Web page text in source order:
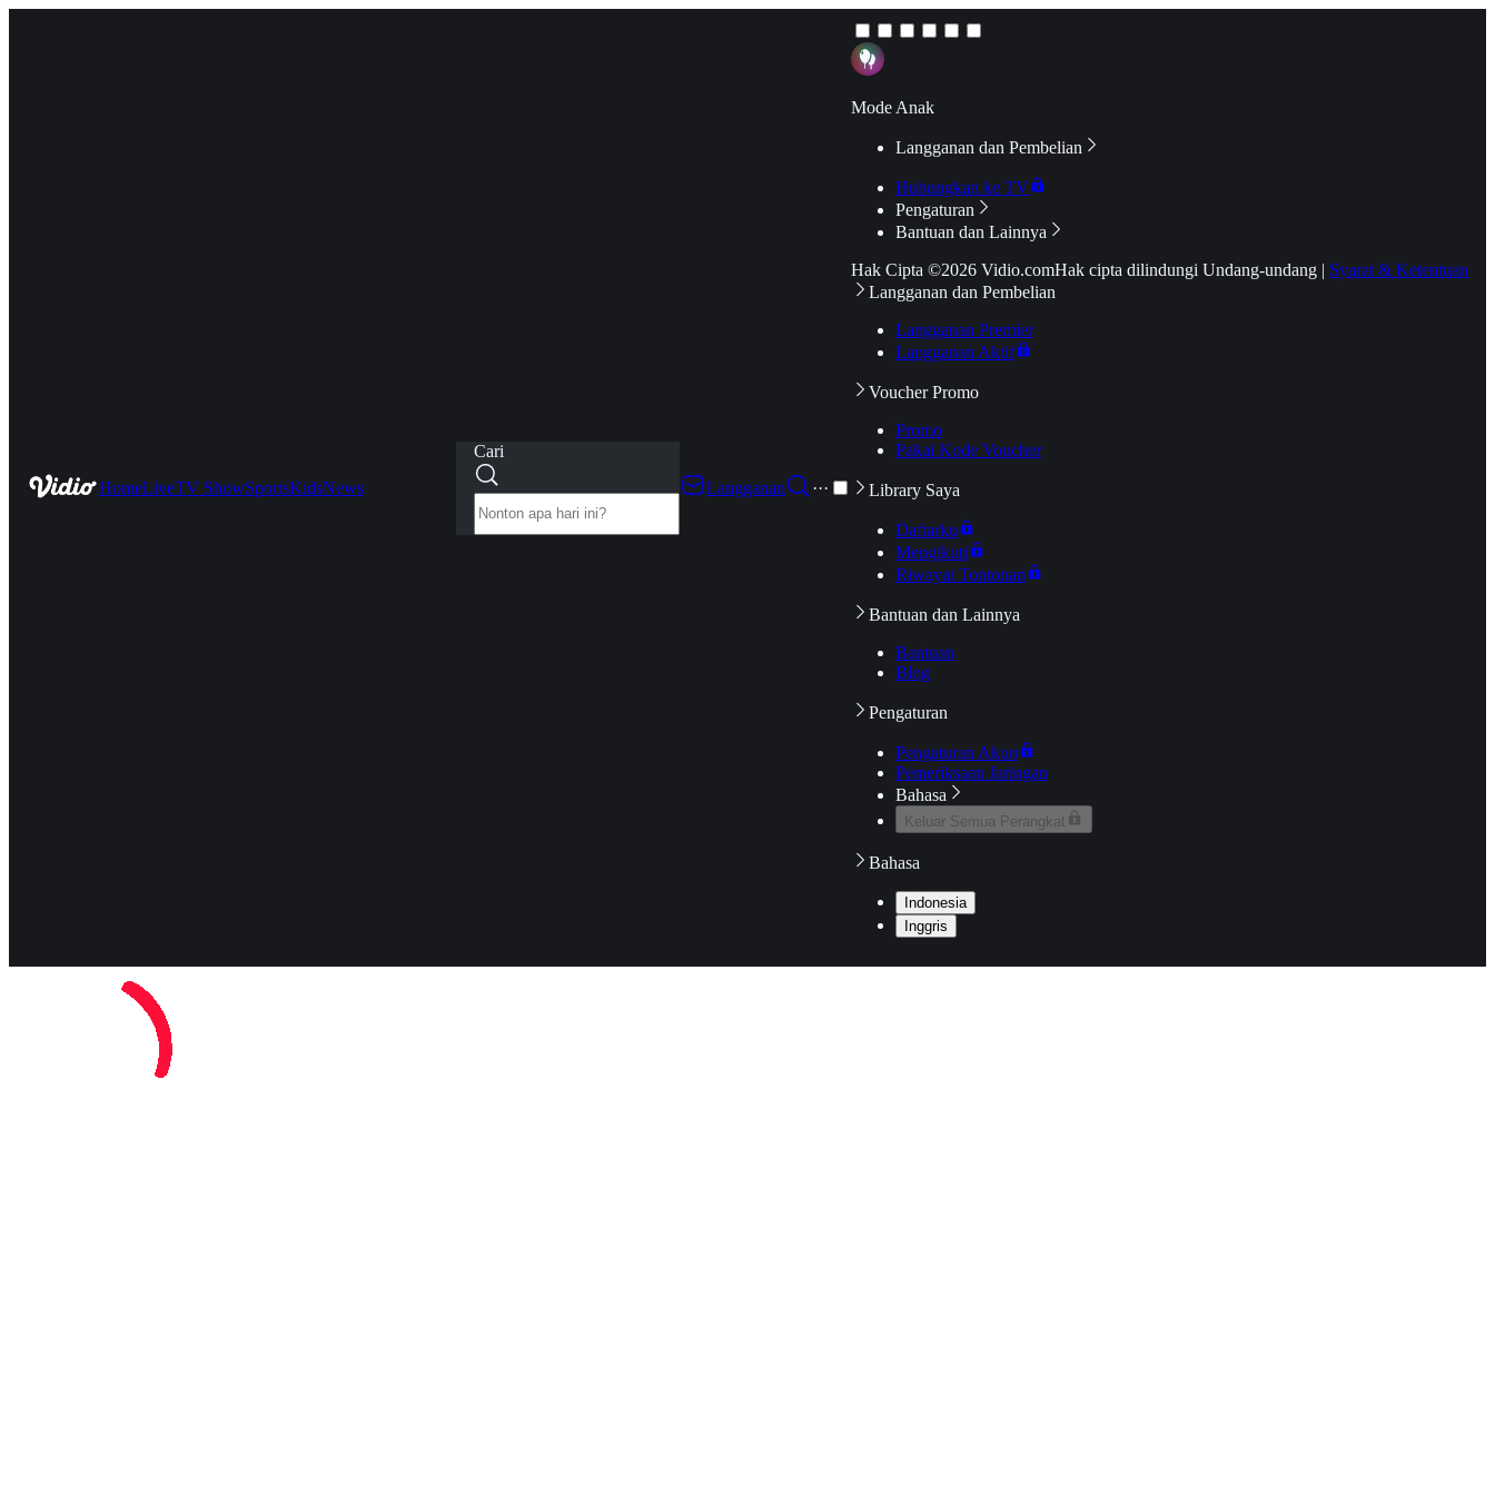
HomeLiveTV ShowSportsKidsNews
Cari
Langganan
···
Mode Anak
Langganan dan Pembelian
Hubungkan ke TV
Pengaturan
Bantuan dan Lainnya
Hak Cipta ©2026 Vidio.comHak cipta dilindungi Undang-undang | Syarat & Ketentuan
Langganan dan Pembelian
Langganan Premier
Langganan Aktif
Voucher Promo
Promo
Pakai Kode Voucher
Library Saya
Daftarku
Mengikuti
Riwayat Tontonan
Bantuan dan Lainnya
Bantuan
Blog
Pengaturan
Pengaturan Akun
Pemeriksaan Jaringan
Bahasa
Keluar Semua Perangkat
Bahasa
Indonesia
Inggris